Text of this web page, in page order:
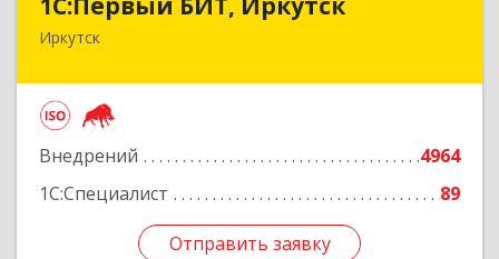
Иркутск
Внедрений
4964
1С:Специалист
89
Отправить заявку
664007, Иркутская обл, Иркутск г, Декабрьских
Отправить заявку